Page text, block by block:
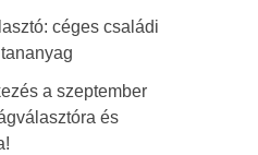
céges családi
a szeptember
és